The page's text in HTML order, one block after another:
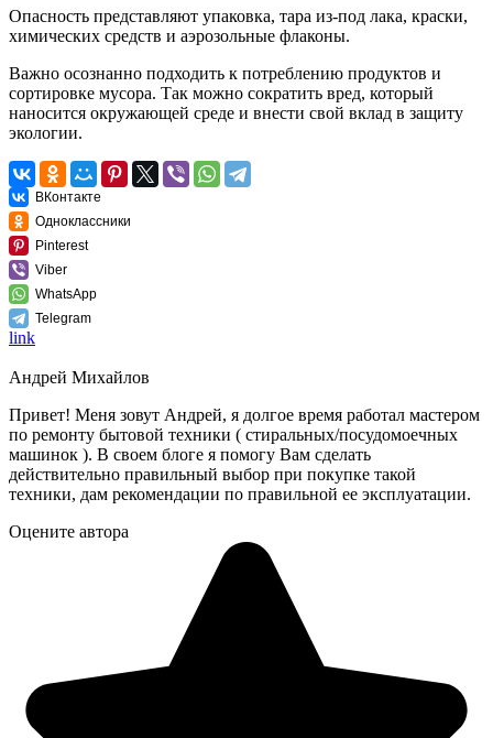
Опасность представляют упаковка, тара из-под лака, краски,
химических средств и аэрозольные флаконы.
Важно осознанно подходить к потреблению продуктов и
сортировке мусора. Так можно сократить вред, который
наносится окружающей среде и внести свой вклад в защиту
экологии.
ВКонтакте
Одноклассники
Pinterest
Viber
WhatsApp
Telegram
link
Андрей Михайлов
Привет! Меня зовут Андрей, я долгое время работал мастером
по ремонту бытовой техники ( стиральных/посудомоечных
машинок ). В своем блоге я помогу Вам сделать
действительно правильный выбор при покупке такой
техники, дам рекомендации по правильной ее эксплуатации.
Оцените автора